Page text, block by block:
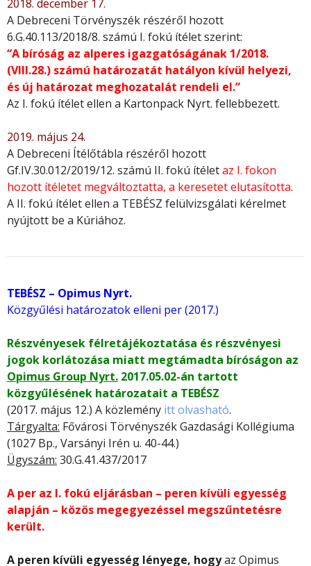
2018. december 17.
A Debreceni Törvényszék részéről hozott
6.G.40.113/2018/8. számú I. fokú ítélet szerint:
“A bíróság az alperes igazgatóságának 1/2018.
(VIII.28.) számú határozatát hatályon kívül helyezi,
és új határozat meghozatalát rendeli el.”
Az I. fokú ítélet ellen a Kartonpack Nyrt. fellebbezett.
2019. május 24.
A Debreceni Ítélőtábla részéről hozott
Gf.IV.30.012/2019/12. számú II. fokú ítéletaz I. fokon
hozott ítéletet megváltoztatta, a keresetet elutasította.
A II. fokú ítélet ellen a TEBÉSZ felülvizsgálati kérelmet
nyújtott be a Kúriához.
TEBÉSZ – Opimus Nyrt.
Közgyűlési határozatok elleni per (2017.)
Részvényesek félretájékoztatása és részvényesi
jogok korlátozása miatt megtámadta bíróságon az
Opimus Group Nyrt. 2017.05.02-án tartott
közgyűlésének határozatait a TEBÉSZ
(2017. május 12.) A közlemény itt olvasható.
Tárgyalta: Fővárosi Törvényszék Gazdasági Kollégiuma
(1027 Bp., Varsányi Irén u. 40-44.)
Ügyszám: 30.G.41.437/2017
A per az I. fokú eljárásban – peren kívüli egyesség
alapján – közös megegyezéssel megszűntetésre
került.
A peren kívüli egyesség lényege, hogyaz Opimus